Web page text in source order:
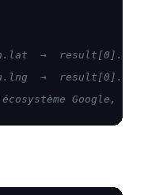
→  result[0].lat
→  result[0].lon
Google, non